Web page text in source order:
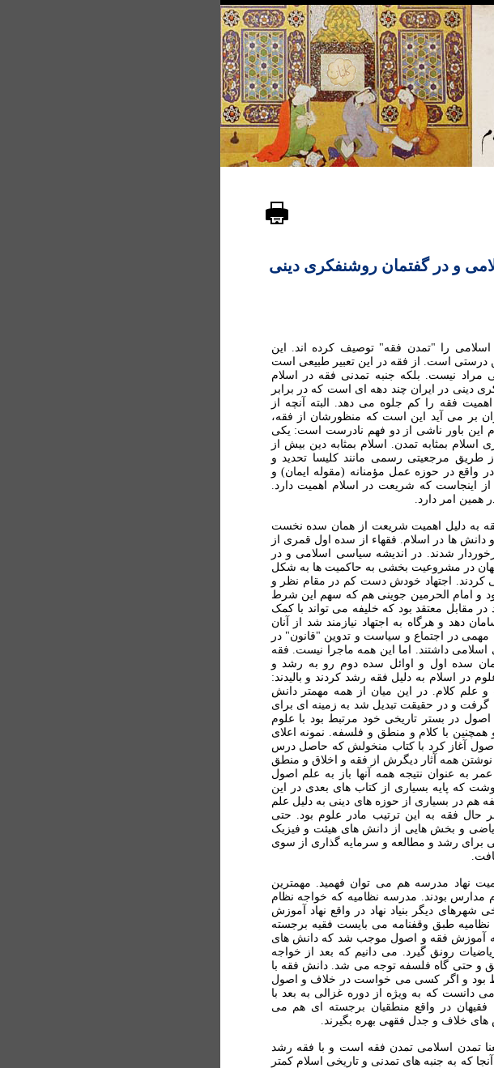
و در گفتمان روشنفکری دينی
را "تمدن فقه" توصيف کرده اند. اين
است. از فقه در اين تعبير طبيعی است
نيست. بلکه جنبه تمدنی فقه در اسلام
در ايران چند دهه ای است که در برابر
فقه را کم جلوه می دهد. البته آنچه از
بر می آيد اين است که منظورشان از فقه،
اين باور ناشی از دو فهم نادرست است: يکی
اسلام بمثابه تمدن. اسلام بمثابه دين بيش از
طريق مرجعيتی رسمی مانند کليسا تحدید و
واقع در حوزه عمل مؤمنانه (مقوله ايمان) و
اينجاست که شريعت در اسلام اهميت دارد.
همين امر دارد.
به دليل اهميت شريعت از همان سده نخست
دانش ها در اسلام. فقهاء از سده اول قمری از
شدند. در انديشه سياسی اسلامی و در
در مشروعيت بخشی به حاکميت ها به شکل
کردند. اجتهاد خودش دست کم در مقام نظر و
و امام الحرمين جوينی هم که سهم اين شرط
مقابل معتقد بود که خليفه می تواند با کمک
دهد و هرگاه به اجتهاد نيازمند شد از آنان
مهمی در اجتماع و سياست و تدوين "قانون" در
داشتند. اما اين همه ماجرا نيست. فقه
سده اول و اوائل سده دوم رو به رشد و
در اسلام به دليل فقه رشد کردند و باليدند:
و علم کلام. در اين ميان از همه مهمتر دانش
و در حقيقت تبديل شد به زمينه ای برای
در بستر تاريخی خود مرتبط بود با علوم
با کلام و منطق و فلسفه. نمونه اعلای
اصول آغاز کرد با کتاب منخولش که حاصل درس
نوشتن همه آثار ديگرش از فقه و اخلاق و منطق
به عنوان نتيجه همه آنها باز به علم اصول
که پایه بسیاری از کتاب های بعدی در اين
در بسياری از حوزه های دينی به دليل علم
فقه به اين ترتيب مادر علوم بود. حتی
و بخش هایی از دانش های هيئت و فيزيک
برای رشد و مطالعه و سرمايه گذاری از سوی
نهاد مدرسه هم می توان فهميد. مهمترين
مدارس بودند. مدرسه نظاميه که خواجه نظام
شهرهای ديگر بنياد نهاد در واقع نهاد آموزش
طبق وقفنامه می بايست فقيه برجسته
آموزش فقه و اصول موجب شد که دانش های
رونق گيرد. می دانيم که بعد از خواجه
و حتی گاه فلسفه توجه می شد. دانش فقه با
بود و اگر کسی می خواست در خلاف و اصول
که به ويژه از دوره غزالی به بعد با
در واقع منطقيان برجسته ای هم می
های خلاف و جدل فقهی بهره بگيرند.
تمدن اسلامی تمدن فقه است و با فقه رشد
که به جنبه های تمدنی و تاريخی اسلام کمتر